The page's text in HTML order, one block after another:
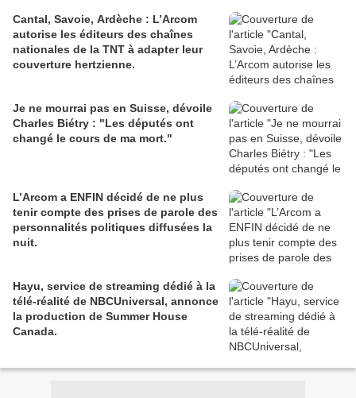
Cantal, Savoie, Ardèche : L’Arcom
autorise les éditeurs des chaînes
nationales de la TNT à adapter leur
couverture hertzienne.
Je ne mourrai pas en Suisse, dévoile
Charles Biétry : "Les députés ont
changé le cours de ma mort."
L’Arcom a ENFIN décidé de ne plus
tenir compte des prises de parole des
personnalités politiques diffusées la
nuit.
Hayu, service de streaming dédié à la
télé-réalité de NBCUniversal, annonce
la production de Summer House
Canada.